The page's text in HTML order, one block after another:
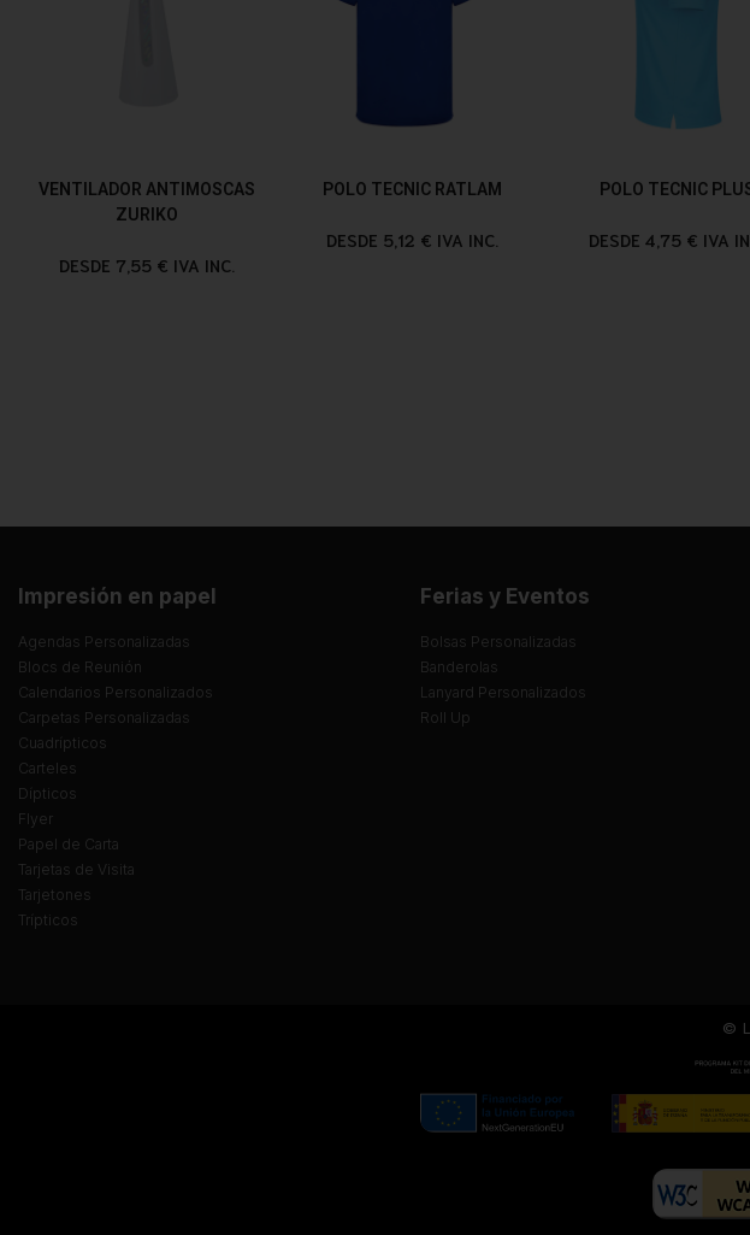
VENTILADOR ANTIMOSCAS
ZURIKO
DESDE 7,55 € IVA INC.
POLO TECNIC RATLAM
DESDE 5,12 € IVA INC.
POLO TECNIC
DESDE 4,75 € IVA
Impresión en papel
Agendas Personalizadas
Blocs de Reunión
Calendarios Personalizados
Carpetas Personalizadas
Cuadrípticos
Carteles
Dípticos
Flyer
Papel de Carta
Tarjetas de Visita
Tarjetones
Trípticos
Ferias y Eventos
Bolsas Personalizadas
Banderolas
Lanyard Personalizados
Roll Up
©